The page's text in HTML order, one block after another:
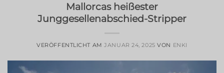
Mallorcas heißester
Junggesellenabschied-Stripper
VERÖFFENTLICHT AMJANUAR 24, 2025 VON ENKI